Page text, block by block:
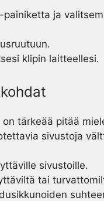
ja
klipin laitteellesi.
tärkeää pitää
sivustoja
sivustoille.
tai